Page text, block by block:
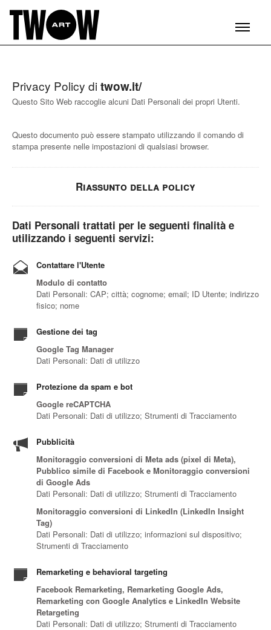
Privacy Policy di twow.it/
Questo Sito Web raccoglie alcuni Dati Personali dei propri Utenti.
Questo documento può essere stampato utilizzando il comando di
stampa presente nelle impostazioni di qualsiasi browser.
Riassunto della policy
Dati Personali trattati per le seguenti finalità e
utilizzando i seguenti servizi:
Contattare l'Utente
Modulo di contatto
Dati Personali: CAP; città; cognome; email; ID Utente; indirizzo
fisico; nome
Gestione dei tag
Google Tag Manager
Dati Personali: Dati di utilizzo
Protezione da spam e bot
Google reCAPTCHA
Dati Personali: Dati di utilizzo; Strumenti di Tracciamento
Pubblicità
Monitoraggio conversioni di Meta ads (pixel di Meta),
Pubblico simile di Facebook e Monitoraggio conversioni
di Google Ads
Dati Personali: Dati di utilizzo; Strumenti di Tracciamento
Monitoraggio conversioni di LinkedIn (LinkedIn Insight
Tag)
Dati Personali: Dati di utilizzo; informazioni sul dispositivo;
Strumenti di Tracciamento
Remarketing e behavioral targeting
Facebook Remarketing, Remarketing Google Ads,
Remarketing con Google Analytics e LinkedIn Website
Retargeting
Dati Personali: Dati di utilizzo; Strumenti di Tracciamento